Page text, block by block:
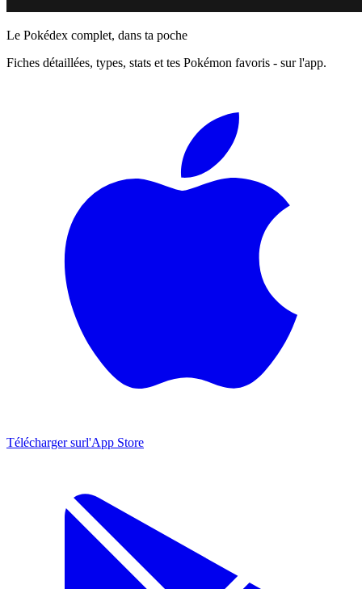
Le Pokédex complet, dans ta poche
Fiches détaillées, types, stats et tes Pokémon favoris - sur l'app.
Télécharger surl'App Store